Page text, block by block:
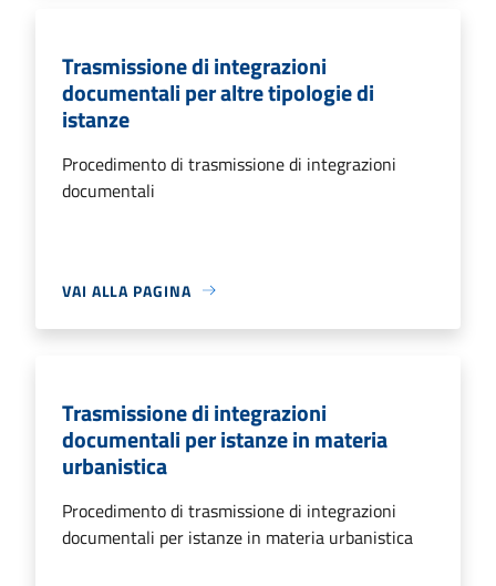
Trasmissione di integrazioni
documentali per altre tipologie di
istanze
Procedimento di trasmissione di integrazioni
documentali
VAI ALLA PAGINA
Trasmissione di integrazioni
documentali per istanze in materia
urbanistica
Procedimento di trasmissione di integrazioni
documentali per istanze in materia urbanistica